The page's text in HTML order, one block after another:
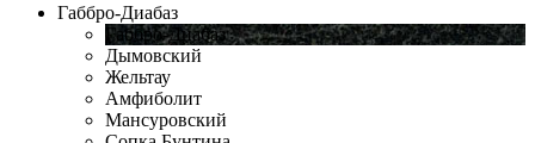
Габбро-Диабаз
Габбро-Диабаз
Дымовский
Жельтау
Амфиболит
Мансуровский